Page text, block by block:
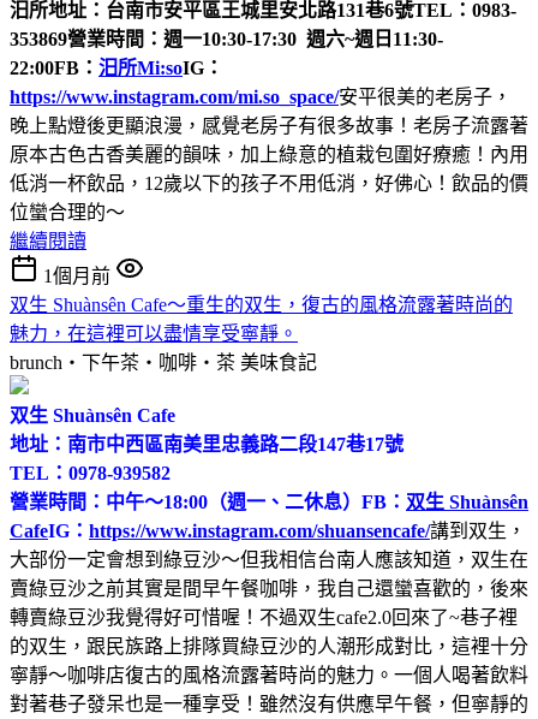
汨所地址：台南市安平區王城里安北路131巷6號TEL：0983-
353869營業時間：週一10:30-17:30 週六~週日11:30-
22:00FB： 汨所Mi:soIG：
https://www.instagram.com/mi.so_space/安平很美的老房子，
晚上點燈後更顯浪漫，感覺老房子有很多故事！老房子流露著
原本古色古香美麗的韻味，加上綠意的植栽包圍好療癒！內用
低消一杯飲品，12歲以下的孩子不用低消，好佛心！飲品的價
位蠻合理的～
繼續閱讀
1個月前
双生 Shuànsên Cafe～重生的双生，復古的風格流露著時尚的
魅力，在這裡可以盡情享受寧靜。
brunch‧下午茶‧咖啡‧茶 美味食記
双生 Shuànsên Cafe
地址：南市中西區南美里忠義路二段147巷17號
TEL：0978-939582
營業時間：中午～18:00（週一、二休息） FB： 双生 Shuànsên
CafeIG： https://www.instagram.com/shuansencafe/講到双生，
大部份一定會想到綠豆沙～但我相信台南人應該知道，双生在
賣綠豆沙之前其實是間早午餐咖啡，我自己還蠻喜歡的，後來
轉賣綠豆沙我覺得好可惜喔！不過双生cafe2.0回來了~巷子裡
的双生，跟民族路上排隊買綠豆沙的人潮形成對比，這裡十分
寧靜～咖啡店復古的風格流露著時尚的魅力。一個人喝著飲料
對著巷子發呆也是一種享受！雖然沒有供應早午餐，但寧靜的